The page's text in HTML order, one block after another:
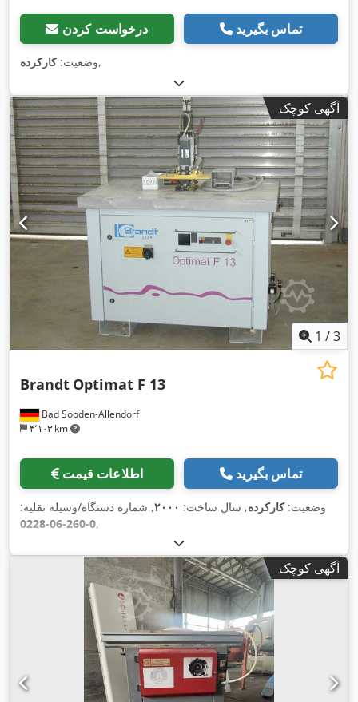
درخواست کردن تماس بگیرید
وضعیت:کارکرده ,
آگهی کوچک
1 /3
Bad Sooden-Allendorf
۴٬۱۰۳ km
Brandt Optimat F 13
اطلاعات قیمت تماس بگیرید
وضعیت:کارکرده, سال ساخت: ۲۰۰۰, شماره دستگاه/وسیله نقلیه:
0-260-06-0228,
آگهی کوچک